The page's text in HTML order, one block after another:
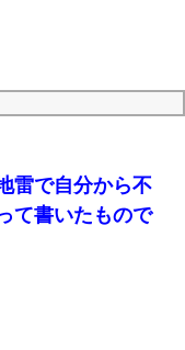
悔しかない…
雷で自分から不
て書いたもので